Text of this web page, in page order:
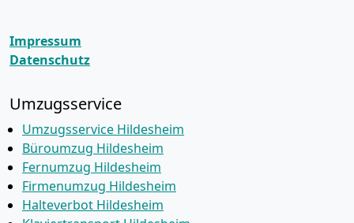
Impressum
Datenschutz
Umzugsservice
Umzugsservice Hildesheim
Büroumzug Hildesheim
Fernumzug Hildesheim
Firmenumzug Hildesheim
Halteverbot Hildesheim